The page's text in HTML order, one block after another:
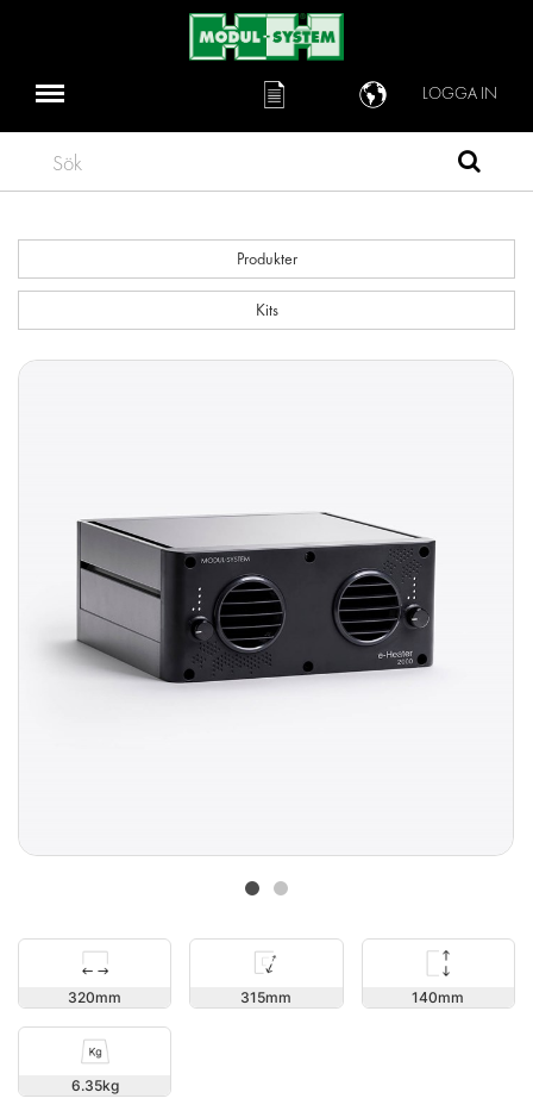
LOGGA IN
Sök
Produkter
Kits
320 315 140
6.35